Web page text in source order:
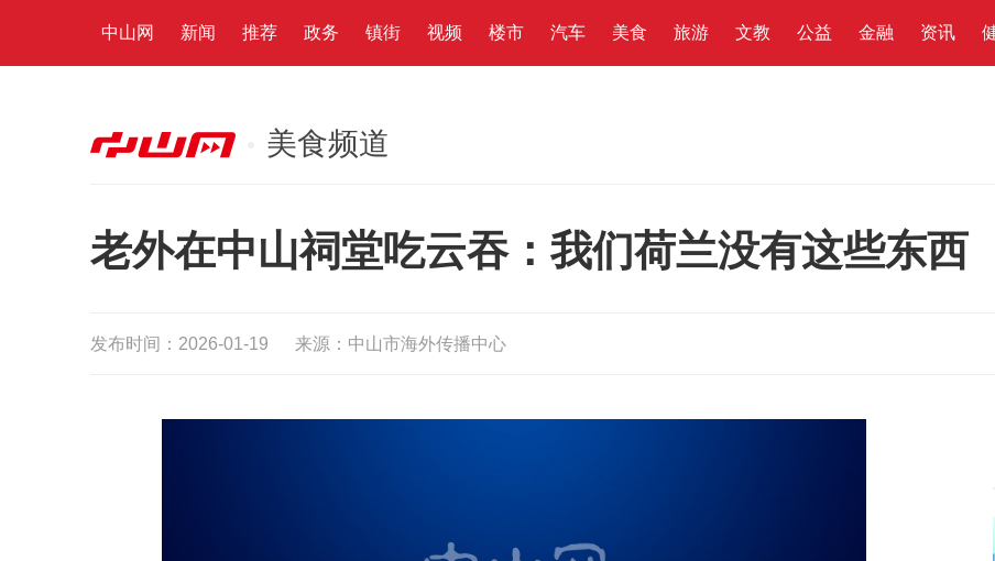
中山网 新闻 推荐 政务 镇街 视频 楼市 汽车 美食 旅游 文教 公益 金融 资讯
美食频道
老外在中山祠堂吃云吞：我们荷兰没有这些东西
发布时间：2026-01-19 来源：中山市海外传播中心